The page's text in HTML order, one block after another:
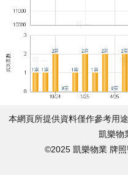
本網頁所提供資料僅作參考用
凱樂物
©2025 凱樂物業 牌照